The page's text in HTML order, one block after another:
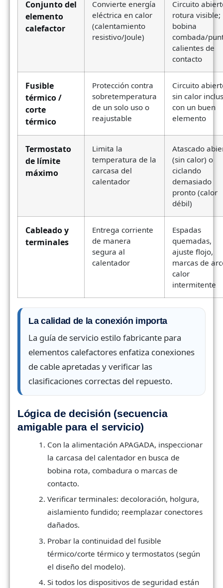
Conjunto del
elemento
calefactor
Convierte energía
eléctrica en calor
(calentamiento
resistivo/Joule)
Circuito
rotura visible;
bobina
combada/
calientes de
contacto
Fusible
térmico /
corte
térmico
Protección contra
sobretemperatura
de un solo uso o
reajustable
Circuito
sin calor
con un buen
elemento
Termostato
de límite
máximo
Limita la
temperatura de la
carcasa del
calentador
Atascado
(sin calor) o
ciclando
demasiado
pronto (calor
débil)
Cableado y
terminales
Entrega corriente
de manera
segura al
calentador
Espadas
quemadas,
ajuste flojo,
marcas de
calor
intermitente
La calidad de la conexión importa
La guía de servicio estilo fabricante para
elementos calefactores enfatiza conexiones
de cable apretadas y verificar las
clasificaciones correctas del repuesto.
Lógica de decisión (secuencia
amigable para el servicio)
Con la alimentación APAGADA, inspeccionar
la carcasa del calentador en busca de
bobina rota, combadura o marcas de
contacto.
Verificar terminales: decoloración, holgura,
aislamiento fundido; reemplazar conectores
dañados.
Probar la continuidad del fusible
térmico/corte térmico y termostatos (según
el diseño del modelo).
Si todos los dispositivos de seguridad están